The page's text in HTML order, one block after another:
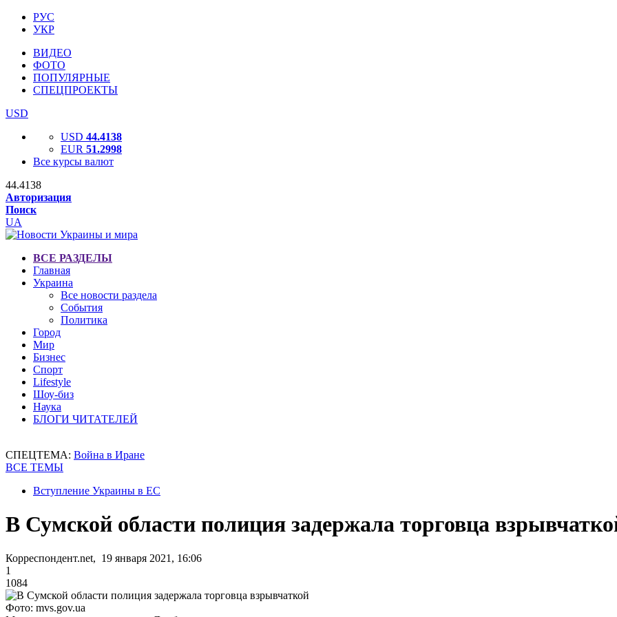
РУС
УКР
ВИДЕО
ФОТО
ПОПУЛЯРНЫЕ
СПЕЦПРОЕКТЫ
USD
USD 44.4138
EUR 51.2998
Все курсы валют
44.4138
Авторизация
Поиск
UA
ВСЕ РАЗДЕЛЫ
Главная
Украина
Все новости раздела
События
Политика
Город
Мир
Бизнес
Спорт
Lifestyle
Шоу-биз
Наука
БЛОГИ ЧИТАТЕЛЕЙ
СПЕЦТЕМА: Война в Иране
ВСЕ ТЕМЫ
Вступление Украины в ЕС
В Сумской области полиция задержала торговца
Корреспондент.net, 19 января 2021, 16:06
1
1084
Фото: mvs.gov.ua